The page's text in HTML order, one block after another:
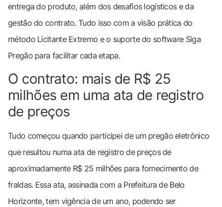
entrega do produto, além dos desafios logísticos e da
gestão do contrato. Tudo isso com a visão prática do
método Licitante Extremo e o suporte do software Siga
Pregão para facilitar cada etapa.
O contrato: mais de R$ 25
milhões em uma ata de registro
de preços
Tudo começou quando participei de um pregão eletrônico
que resultou numa ata de registro de preços de
aproximadamente R$ 25 milhões para fornecimento de
fraldas. Essa ata, assinada com a Prefeitura de Belo
Horizonte, tem vigência de um ano, podendo ser